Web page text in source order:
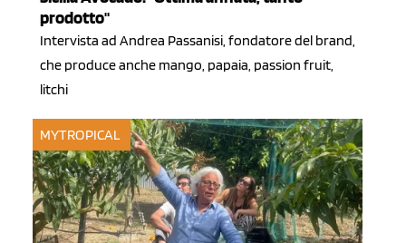
prodotto"
Intervista ad Andrea Passanisi, fondatore del brand,
che produce anche mango, papaia, passion fruit,
litchi
MYTROPICAL